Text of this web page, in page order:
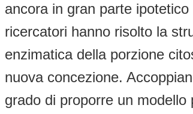
ancora in gran parte
ricercatori hanno risolto la
enzimatica della porzione
nuova concezione.
grado di proporre un